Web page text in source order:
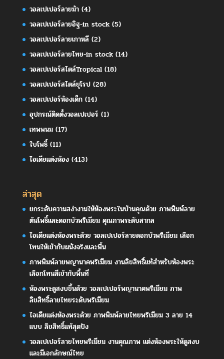
วอลเปเปอร์ลายม้า(4)
วอลเปเปอร์ลายอิฐ-in stock(5)
วอลเปเปอร์ลายเกาหลี(2)
วอลเปเปอร์ลายไทย-in stock(14)
วอลเปเปอร์สไตล์Tropical(18)
วอลเปเปอร์สไตล์ยุโรป(28)
วอลเปเปอร์ห้องเด็ก(14)
อุปกรณ์ติดตั้งวอลเปเปอร์ (1)
เทพพนม(17)
ใบโพธิ์(11)
ไอเดียแต่งห้อง(413)
ล่าสุด
ยกระดับความสง่างามให้ห้องพระในบ้านคุณด้วย ภาพพิมพ์ลาย
ต้นโพธิ์และดอกบัวพรีเมียม คุณภาพระดับสากล
ไอเดียแต่งห้องพระด้วย วอลเปเปอร์ลายดอกบัวพรีเมียม เลือก
โทนให้เข้ากับผนังจริงและพื้น
ภาพพิมพ์ลายพญานาคพรีเมียม งานลิขสิทธิ์แท้สำหรับห้องพระ
เลือกโทนสีเข้ากับพื้นที่
ห้องพระดูสงบขึ้นด้วย วอลเปเปอร์พญานาคพรีเมียม ภาพ
ลิขสิทธิ์ลายไทยระดับพรีเมียม
ไอเดียแต่งห้องพระด้วย ภาพพิมพ์ลายไทยพรีเมียม 3 ลาย 14
แบบ ลิขสิทธิ์แท้สุดปัง
วอลเปเปอร์ลายไทยพรีเมียม งานคุณภาพ แต่งห้องพระให้ดูสงบ
และมีเอกลักษณ์ไทย